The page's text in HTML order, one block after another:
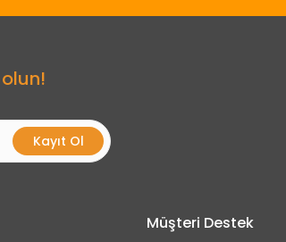
Kayıt Ol
Müşteri Destek